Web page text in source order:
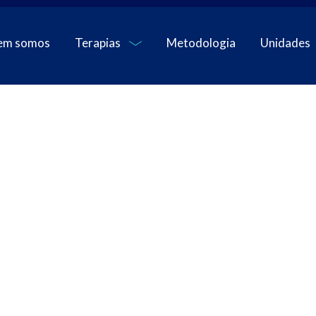
somos Terapias Metodologia Unidades